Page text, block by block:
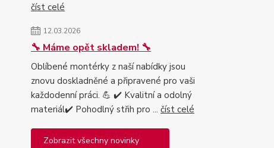
číst celé
12.03.2026
🔧 Máme opět skladem! 🔧
Oblíbené montérky z naší nabídky jsou
znovu doskladněné a připravené pro vaši
každodenní práci. 💪 ✔️ Kvalitní a odolný
materiál✔️ Pohodlný střih pro ... číst celé
Zobrazit všechny novinky